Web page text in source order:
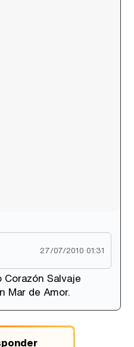
27/07/2010 01:31
Salvaje
Mar de Amor.